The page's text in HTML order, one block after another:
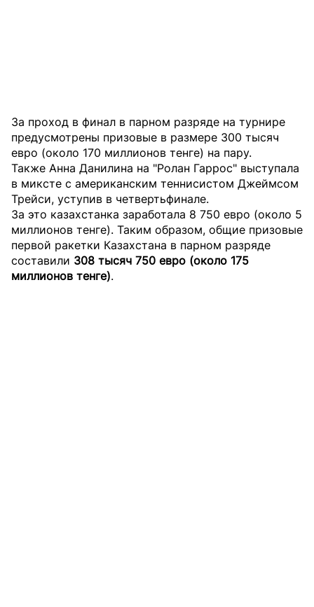
За проход в финал в парном разряде на турнире
предусмотрены призовые в размере 300 тысяч
евро (около 170 миллионов тенге) на пару.
Также Анна Данилина на "Ролан Гаррос" выступала
в миксте с американским теннисистом Джеймсом
Трейси, уступив в четвертьфинале.
За это казахстанка заработала 8 750 евро (около 5
миллионов тенге). Таким образом, общие призовые
первой ракетки Казахстана в парном разряде
составили 308 тысяч 750 евро (около 175
миллионов тенге).